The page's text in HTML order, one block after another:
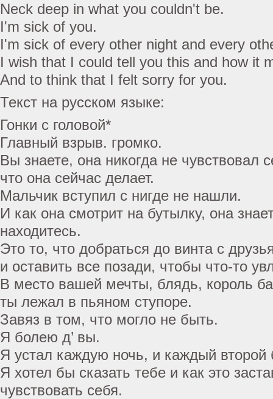
Neck deep in what you couldn't be.
I'm sick of you.
I'm sick of every other night and every
I wish that I could tell you this and how it
And to think that I felt sorry for you.
Текст на русском языке:
Гонки с головой*
Главный взрыв. громко.
Вы знаете, она никогда не чувствовал
что она сейчас делает.
Мальчик вступил с нигде не нашли.
И как она смотрит на бутылку, она
находитесь.
Это то, что добраться до винта с
и оставить все позади, чтобы что-то
В место вашей мечты, блядь, король
ты лежал в пьяном ступоре.
Завяз в том, что могло не быть.
Я болею д’ вы.
Я устал каждую ночь, и каждый второй
Я хотел бы сказать тебе и как это
чувствовать себя.